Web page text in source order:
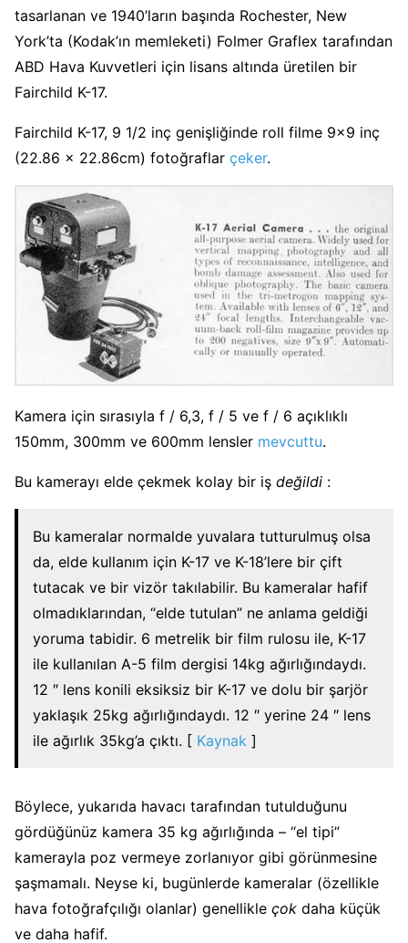
tasarlanan ve 1940’ların başında Rochester, New
York’ta (Kodak’ın memleketi) Folmer Graflex tarafından
ABD Hava Kuvvetleri için lisans altında üretilen bir
Fairchild K-17.
Fairchild K-17, 9 1/2 inç genişliğinde roll filme 9×9 inç
(22.86 x 22.86cm) fotoğraflar çeker.
Kamera için sırasıyla f / 6,3, f / 5 ve f / 6 açıklıklı
150mm, 300mm ve 600mm lensler mevcuttu.
Bu kamerayı elde çekmek kolay bir iş değildi :
Bu kameralar normalde yuvalara tutturulmuş olsa
da, elde kullanım için K-17 ve K-18’lere bir çift
tutacak ve bir vizör takılabilir. Bu kameralar hafif
olmadıklarından, “elde tutulan” ne anlama geldiği
yoruma tabidir. 6 metrelik bir film rulosu ile, K-17
ile kullanılan A-5 film dergisi 14kg ağırlığındaydı.
12 ″ lens konili eksiksiz bir K-17 ve dolu bir şarjör
yaklaşık 25kg ağırlığındaydı. 12 ″ yerine 24 ″ lens
ile ağırlık 35kg’a çıktı. [ Kaynak ]
Böylece, yukarıda havacı tarafından tutulduğunu
gördüğünüz kamera 35 kg ağırlığında – “el tipi”
kamerayla poz vermeye zorlanıyor gibi görünmesine
şaşmamalı. Neyse ki, bugünlerde kameralar (özellikle
hava fotoğrafçılığı olanlar) genellikle çok daha küçük
ve daha hafif.